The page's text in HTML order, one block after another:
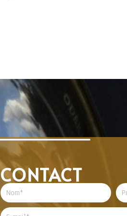
CONTACT